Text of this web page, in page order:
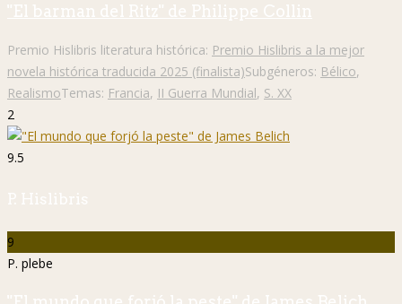
"El barman del Ritz" de Philippe Collin
Premio Hislibris literatura histórica: Premio Hislibris a la mejor
novela histórica traducida 2025 (finalista)Subgéneros: Bélico,
RealismoTemas: Francia, II Guerra Mundial, S. XX
2
9.5
P. Hislibris
9
P. plebe